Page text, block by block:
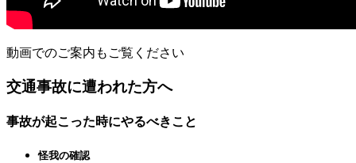
動画でのご案内もご覧ください
交通事故に遭われた方へ
事故が起こった時にやるべきこと
怪我の確認